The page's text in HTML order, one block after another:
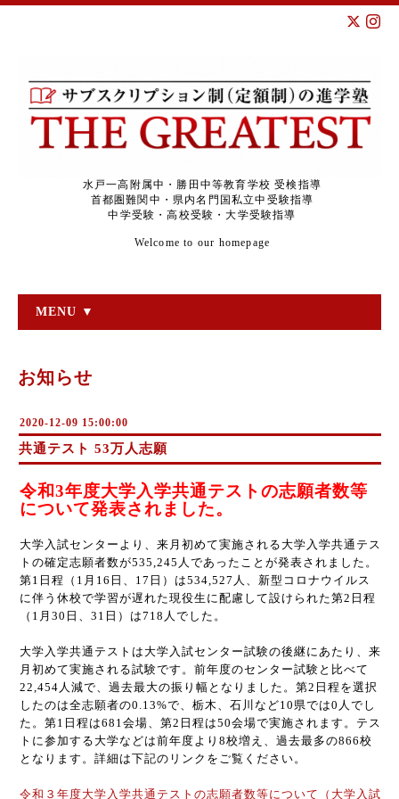
水戸一高附属中・勝田中等教育学校 受検指導
首都圏難関中・県内名門国私立中受験指導
中学受験・高校受験・大学受験指導
Welcome to our homepage
MENU ▼
お知らせ
2020-12-09 15:00:00
共通テスト 53万人志願
令和3年度大学入学共通テストの志願者数等
について発表されました。
大学入試センターより、来月初めて実施される大学入学共通テス
トの確定志願者数が535,245人であったことが発表されました。
第1日程（1月16日、17日）は534,527人、新型コロナウイルス
に伴う休校で学習が遅れた現役生に配慮して設けられた第2日程
（1月30日、31日）は718人でした。
大学入学共通テストは大学入試センター試験の後継にあたり、来
月初めて実施される試験です。前年度のセンター試験と比べて
22,454人減で、過去最大の振り幅となりました。第2日程を選択
したのは全志願者の0.13%で、栃木、石川など10県では0人でし
た。第1日程は681会場、第2日程は50会場で実施されます。テス
トに参加する大学などは前年度より8校増え、過去最多の866校
となります。詳細は下記のリンクをご覧ください。
令和３年度大学入学共通テストの志願者数等について（大学入試